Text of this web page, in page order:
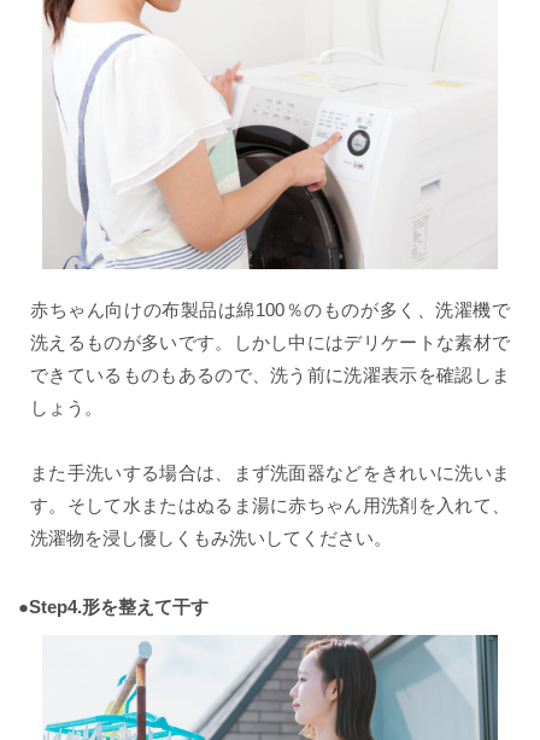
赤ちゃん向けの布製品は綿100％のものが多く、洗濯機で
洗えるものが多いです。しかし中にはデリケートな素材で
できているものもあるので、洗う前に洗濯表示を確認しま
しょう。
また手洗いする場合は、まず洗面器などをきれいに洗いま
す。そして水またはぬるま湯に赤ちゃん用洗剤を入れて、
洗濯物を浸し優しくもみ洗いしてください。
●Step4.形を整えて干す